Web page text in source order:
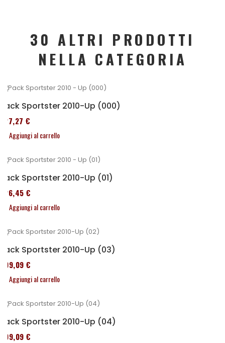
30 ALTRI PRODOTTI
NELLA CATEGORIA
Pack Sportster 2010-Up (000)
227,27 €
Aggiungi al carrello
Pack Sportster 2010-Up (01)
326,45 €
Aggiungi al carrello
Pack Sportster 2010-Up (03)
409,09 €
Aggiungi al carrello
Pack Sportster 2010-Up (04)
409,09 €